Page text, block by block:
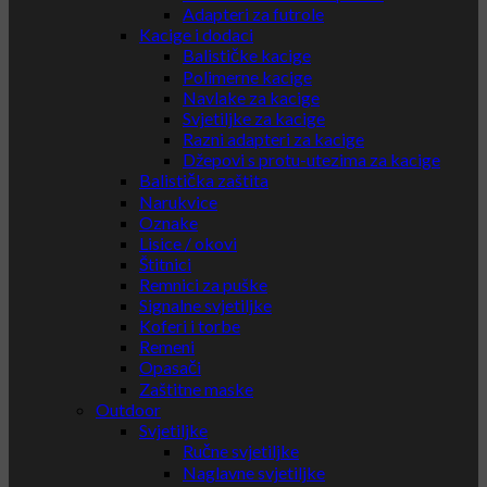
Adapteri za futrole
Kacige i dodaci
Balističke kacige
Polimerne kacige
Navlake za kacige
Svjetiljke za kacige
Razni adapteri za kacige
Džepovi s protu-utezima za kacige
Balistička zaštita
Narukvice
Oznake
Lisice / okovi
Štitnici
Remnici za puške
Signalne svjetiljke
Koferi i torbe
Remeni
Opasači
Zaštitne maske
Outdoor
Svjetiljke
Ručne svjetiljke
Naglavne svjetiljke